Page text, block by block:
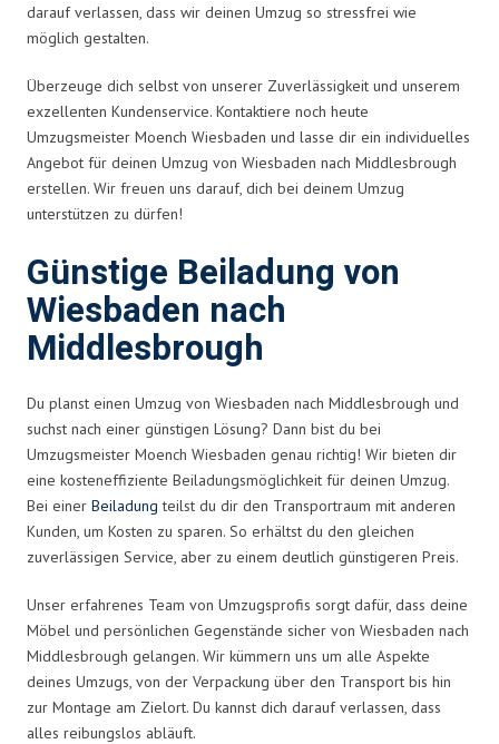
darauf verlassen, dass wir deinen Umzug so stressfrei wie
möglich gestalten.
Überzeuge dich selbst von unserer Zuverlässigkeit und unserem
exzellenten Kundenservice. Kontaktiere noch heute
Umzugsmeister Moench Wiesbaden und lasse dir ein individuelles
Angebot für deinen Umzug von Wiesbaden nach Middlesbrough
erstellen. Wir freuen uns darauf, dich bei deinem Umzug
unterstützen zu dürfen!
Günstige Beiladung von
Wiesbaden nach
Middlesbrough
Du planst einen Umzug von Wiesbaden nach Middlesbrough und
suchst nach einer günstigen Lösung? Dann bist du bei
Umzugsmeister Moench Wiesbaden genau richtig! Wir bieten dir
eine kosteneffiziente Beiladungsmöglichkeit für deinen Umzug.
Bei einer Beiladung teilst du dir den Transportraum mit anderen
Kunden, um Kosten zu sparen. So erhältst du den gleichen
zuverlässigen Service, aber zu einem deutlich günstigeren Preis.
Unser erfahrenes Team von Umzugsprofis sorgt dafür, dass deine
Möbel und persönlichen Gegenstände sicher von Wiesbaden nach
Middlesbrough gelangen. Wir kümmern uns um alle Aspekte
deines Umzugs, von der Verpackung über den Transport bis hin
zur Montage am Zielort. Du kannst dich darauf verlassen, dass
alles reibungslos abläuft.